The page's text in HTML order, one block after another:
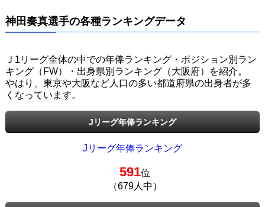
神田奏真選手の各種ランキングデータ
Ｊ1リーグ全体の中での年俸ランキング・ポジション別ラン
キング（FW）・出身県別ランキング（大阪府）を紹介。
やはり、東京や大阪など人口の多い都道府県の出身者が多
くなっています。
Jリーグ年俸ランキング
Jリーグ年俸ランキング
591位
（679人中）